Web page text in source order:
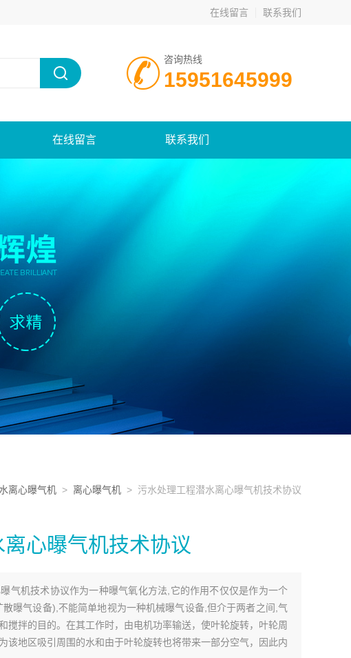
在线留言 联系我们
咨询热线
15951645999
在线留言 联系我们
离心曝气机 > 离心曝气机 > 污水处理工程潜水离心曝气机技术协议
心曝气机技术协议
气机技术协议作为一种曝气氧化方法,它的作用不仅仅是作为一个
曝气设备),不能简单地视为一种机械曝气设备,但介于两者之间,气
搅拌的目的。在其工作时，由电机功率输送，使叶轮旋转，叶轮周
该地区吸引周围的水和由于叶轮旋转也将带来一部分空气，因此内